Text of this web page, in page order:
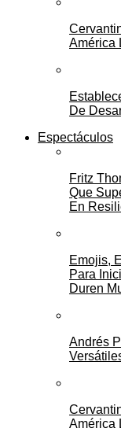
América
De
Espectáculos
Fritz
Que
En
Emojis,
Para
Duren
Andrés
América